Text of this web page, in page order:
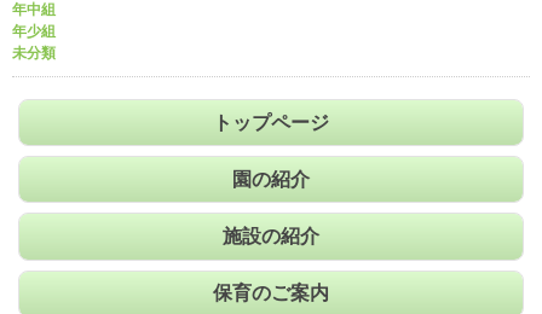
年中組
年少組
未分類
トップページ
園の紹介
施設の紹介
保育のご案内